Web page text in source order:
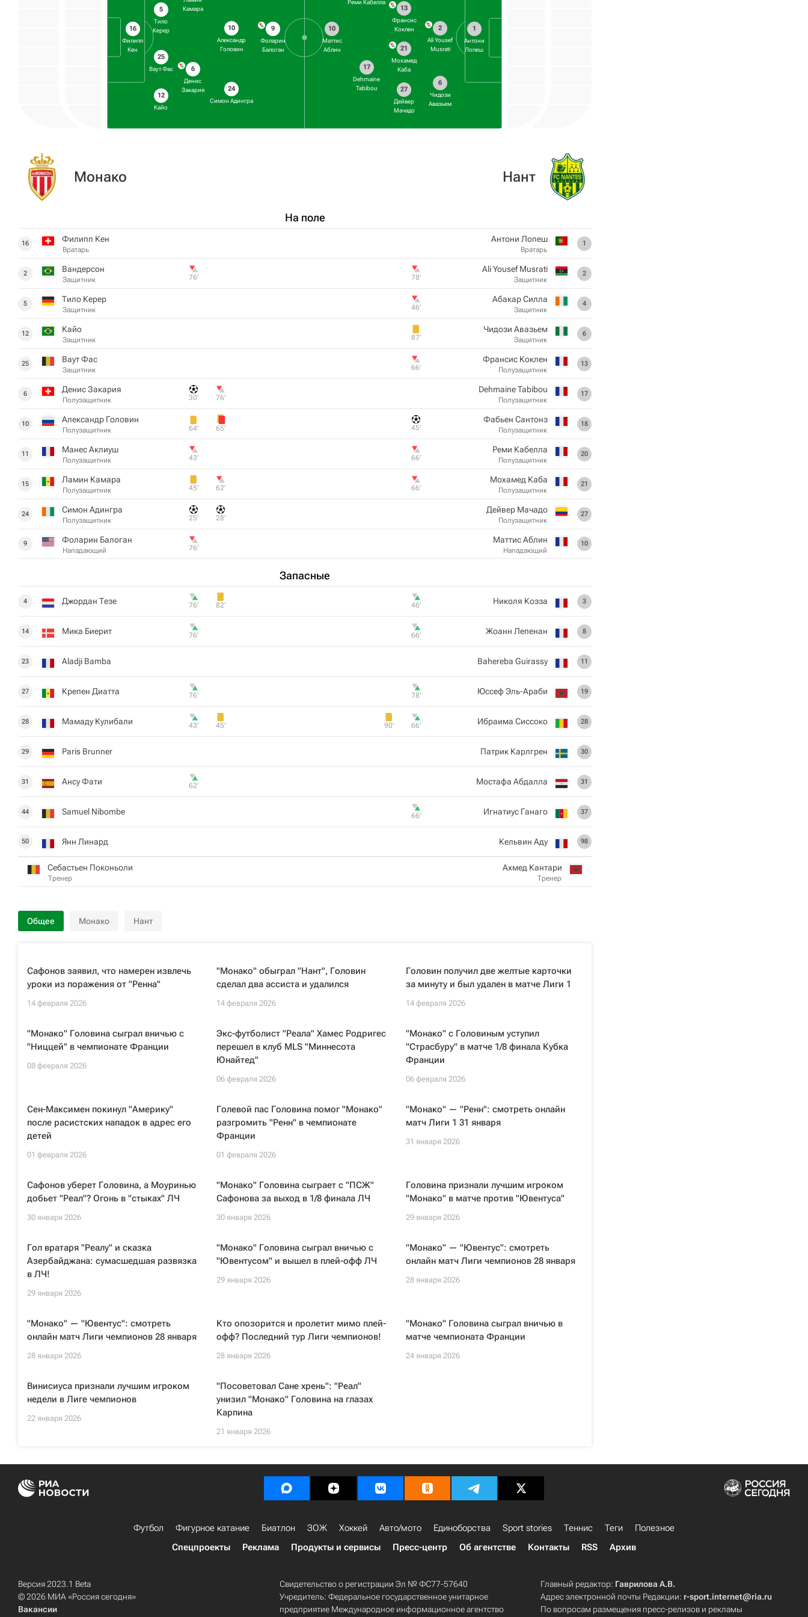
16
Филипп
Кен
5
Тило
Керер
25
Ваут Фас
12
Кайо
Камара
6
Денис
Закария
10
Александр
Головин
24
Симон Адингра
9
Фоларин
Балоган
1
Антони
Лопеш
2
Ali Yousef
Musrati
6
Чидози
Авазьем
13
Франсис
Коклен
21
Мохамед
Каба
27
Дейвер
Мачадо
Реми Кабелла
17
Dehmaine
Tabibou
10
Маттис
Аблин
Монако
На поле
16 Филипп Кен
Вратарь
2 Вандерсон
Защитник 76‎’‎
5 Тило Керер
Защитник
12 Кайо
Защитник
25 Ваут Фас
Защитник
6 Денис Закария
Полузащитник 30‎’‎ 76‎’‎
10 Александр Головин
Полузащитник 64‎’‎ 65‎’‎
11 Манес Аклиуш
Полузащитник 43‎’‎
15 Ламин Камара
Полузащитник 45‎’‎ 62‎’‎
24 Симон Адингра
Полузащитник 25‎’‎ 28‎’‎
9 Фоларин Балоган
Нападающий 76‎’‎
Запасные
4 Джордан Тезе 76‎’‎ 82‎’‎
14 Мика Биерит 76‎’‎
23 Aladji Bamba
27 Крепен Диатта 76‎’‎
28 Мамаду Кулибали 43‎’‎ 45‎’‎
29 Paris Brunner
31 Ансу Фати 62‎’‎
44 Samuel Nibombe
50 Янн Линард
Себастьен Поконьоли
Тренер
Нант
1
Антони Лопеш
Вратарь
2
Ali Yousef Musrati
Защитник
78‎’‎
4
Абакар Силла
Защитник
46‎’‎
6
Чидози Авазьем
Защитник
87‎’‎
13
Франсис Коклен
Полузащитник
66‎’‎
17
Dehmaine Tabibou
Полузащитник
18
Фабьен Сантонз
Полузащитник
45‎’‎
20
Реми Кабелла
Полузащитник
66‎’‎
21
Мохамед Каба
Полузащитник
66‎’‎
27
Дейвер Мачадо
Полузащитник
10
Маттис Аблин
Нападающий
3
Николя Козза
46‎’‎
8
Жоанн Лепенан
66‎’‎
11
Bahereba Guirassy
19
Юссеф Эль-Араби
78‎’‎
28
Ибраима Сиссоко
66‎’‎
90‎’‎
30
Патрик Карлгрен
31
Мостафа Абдалла
37
Игнатиус Ганаго
66‎’‎
98
Кельвин Аду
Ахмед Кантари
Тренер
Общее Монако Нант
Сафонов заявил, что намерен извлечь
уроки из поражения от "Ренна"
14 февраля 2026
"Монако" обыграл "Нант", Головин
сделал два ассиста и удалился
14 февраля 2026
Головин получил две желтые карточки
за минуту и был удален в матче Лиги 1
14 февраля 2026
"Монако" Головина сыграл вничью с
"Ниццей" в чемпионате Франции
08 февраля 2026
Экс-футболист "Реала" Хамес Родригес
перешел в клуб MLS "Миннесота
Юнайтед"
06 февраля 2026
"Монако" с Головиным уступил
"Страсбуру" в матче 1/8 финала Кубка
Франции
06 февраля 2026
Сен-Максимен покинул "Америку"
после расистских нападок в адрес его
детей
01 февраля 2026
Голевой пас Головина помог "Монако"
разгромить "Ренн" в чемпионате
Франции
01 февраля 2026
"Монако" — "Ренн": смотреть онлайн
матч Лиги 1 31 января
31 января 2026
Сафонов уберет Головина, а Моуринью
добьет "Реал"? Огонь в "стыках" ЛЧ
30 января 2026
"Монако" Головина сыграет с "ПСЖ"
Сафонова за выход в 1/8 финала ЛЧ
30 января 2026
Головина признали лучшим игроком
"Монако" в матче против "Ювентуса"
29 января 2026
Гол вратаря "Реалу" и сказка
Азербайджана: сумасшедшая развязка
в ЛЧ!
29 января 2026
"Монако" Головина сыграл вничью с
"Ювентусом" и вышел в плей-офф ЛЧ
29 января 2026
"Монако" — "Ювентус": смотреть
онлайн матч Лиги чемпионов 28 января
28 января 2026
"Монако" — "Ювентус": смотреть
онлайн матч Лиги чемпионов 28 января
28 января 2026
Кто опозорится и пролетит мимо плей-
офф? Последний тур Лиги чемпионов!
28 января 2026
"Монако" Головина сыграл вничью в
матче чемпионата Франции
24 января 2026
Винисиуса признали лучшим игроком
недели в Лиге чемпионов
22 января 2026
"Посоветовал Сане хрень": "Реал"
унизил "Монако" Головина на глазах
Карпина
21 января 2026
Футбол Фигурное катание Биатлон ЗОЖ Хоккей Авто/мото Единоборства Sport stories Теннис Теги
Полезное
Спецпроекты
Реклама Продукты и сервисы Пресс-центр Об агентстве Контакты RSS Архив
Версия 2023.1 Beta
© 2026 МИА «Россия сегодня»
Вакансии
Свидетельство о регистрации Эл № ФС77-57640
Учредитель: Федеральное государственное унитарное
предприятие Международное информационное агентство
Главный редактор: Гаврилова А.В.
Адрес электронной почты Редакции: r-sport.internet@ria.ru
По вопросам размещения пресс-релизов и рекламы